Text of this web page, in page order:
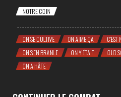
NOTRE COIN
ON SE CULTIVE ON AIME ÇA
C'EST
ON S'EN BRANLE
ON Y ÉTAIT
OLD
ON A HÂTE